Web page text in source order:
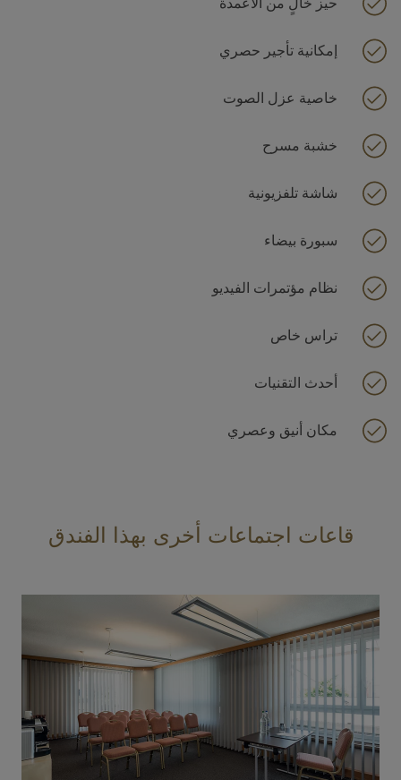
إمكانية تأجير حصري
خاصية عزل الصوت
خشبة مسرح
شاشة تلفزيونية
سبورة بيضاء
نظام مؤتمرات الفيديو
تراس خاص
أحدث التقنيات
مكان أنيق وعصري
قاعات اجتماعات أخرى بهذا الفندق